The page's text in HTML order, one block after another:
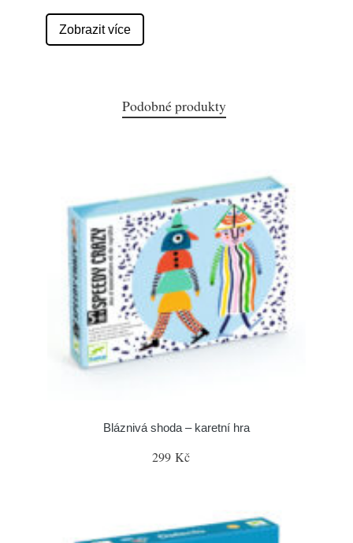
Zobrazit více
Podobné produkty
Bláznivá shoda – karetní hra
299 Kč